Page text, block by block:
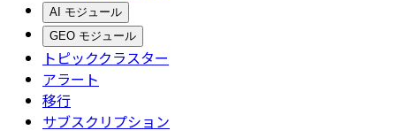
AI モジュール
GEO モジュール
トピッククラスター
アラート
移行
サブスクリプション